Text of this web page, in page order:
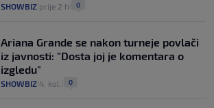
SHOWBIZ prije 2 h 0
Ariana Grande se nakon turneje povlači
iz javnosti: "Dosta joj je komentara o
izgledu"
SHOWBIZ 4. kol. 0